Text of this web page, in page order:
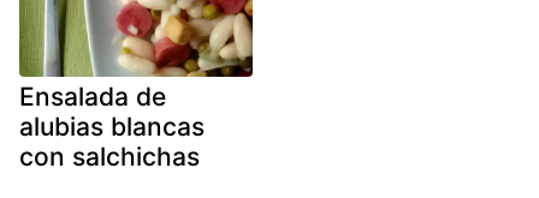
Ensalada de
alubias blancas
con salchichas